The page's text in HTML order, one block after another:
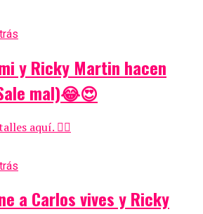
y Ricky Martin hacen
mal)😂😍
aquí. 👇🏻
a Carlos vives y Ricky